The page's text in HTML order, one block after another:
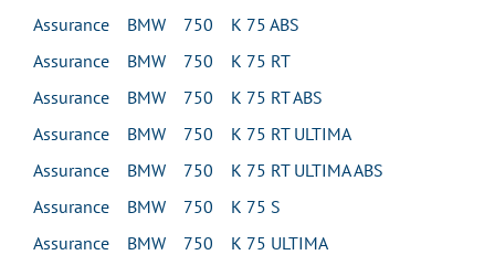
Assurance BMW 750 K 75 ABS
Assurance BMW 750 K 75 RT
Assurance BMW 750 K 75 RT ABS
Assurance BMW 750 K 75 RT ULTIMA
Assurance BMW 750 K 75 RT ULTIMA ABS
Assurance BMW 750 K 75 S
Assurance BMW 750 K 75 ULTIMA